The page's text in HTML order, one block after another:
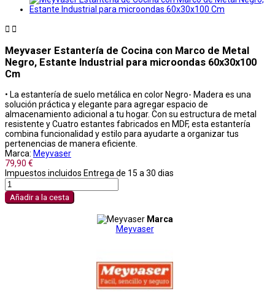
 
Meyvaser Estantería de Cocina con Marco de Metal
Negro, Estante Industrial para microondas 60x30x100
Cm
• La estantería de suelo metálica en color Negro- Madera es una
solución práctica y elegante para agregar espacio de
almacenamiento adicional a tu hogar. Con su estructura de metal
resistente y Cuatro estantes fabricados en MDF, esta estantería
combina funcionalidad y estilo para ayudarte a organizar tus
pertenencias de manera eficiente.
Marca: Meyvaser
79,90 €
Impuestos incluidos Entrega de 15 a 30 dias
Añadir a la cesta
Marca
Meyvaser